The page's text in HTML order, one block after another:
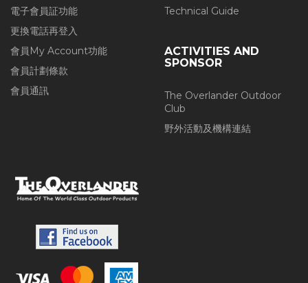
電子會員証功能
更換電話再登入
會員My Account功能
會員計劃條款
會員通訊
Technical Guide
ACTIVITIES AND
SPONSOR
The Overlander Outdoor
Club
野外活動及機構連結